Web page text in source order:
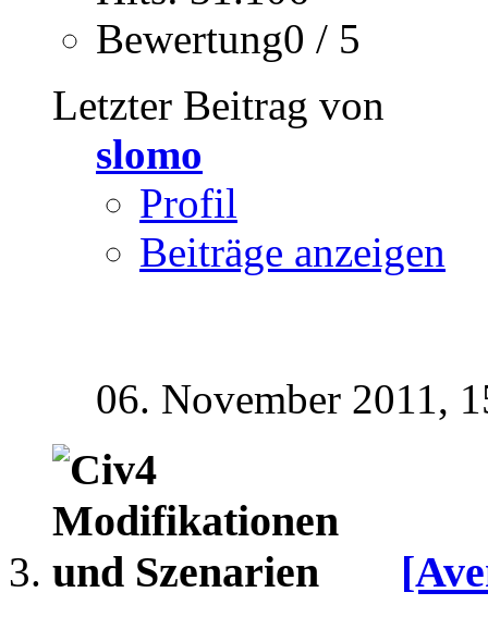
Bewertung0 / 5
Letzter Beitrag von
slomo
Profil
Beiträge anzeigen
06. November 2011,